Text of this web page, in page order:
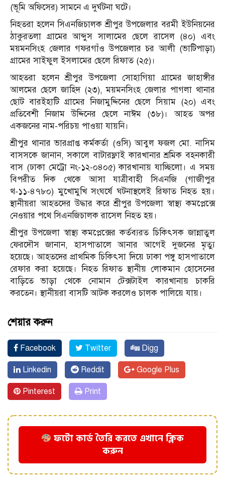
(ভূমি অফিসের) সামনে এ দুর্ঘটনা ঘটে।
নিহতরা হলেন সিএনজিচালক শ্রীপুর উপজেলার বরমী ইউনিয়নের
ঠাকুরতলা গ্রামের আব্দুস সালামের ছেলে রাসেল (৪০) এবং
ময়মনসিংহ জেলার গফরগাঁও উপজেলার চর আলী (ভাটিপাড়া)
গ্রামের সাইফুল ইসলামের ছেলে রিফাত (২৫)।
আহতরা হলেন শ্রীপুর উপজেলা সোহাগিয়া গ্রামের জাহাঙ্গীর
আলমের ছেলে জাহিদ (২৩), ময়মনসিংহ জেলার পাগলা থানার
ছোট বারইহাটি গ্রামের নিজামুদ্দিনের ছেলে সিয়াম (২০) এবং
প্রতিবেশী নিজাম উদ্দিনের ছেলে নাঈম (৩৮)। আহত অপর
একজনের নাম-পরিচয় পাওয়া যায়নি।
শ্রীপুর থানার ভারপ্রাপ্ত কর্মকর্তা (ওসি) আবুল ফজল মো. নাসিম
বাসসকে জানান, সকালে বাটারফ্লাই কারখানার শ্রমিক বহনকারী
বাস (ঢাকা মেট্রো নং-১২-০৪০৫) কারখানায় যাচ্ছিলো। এ সময়
বিপরীত দিক থেকে আসা যাত্রীবাহী সিএনজি (গাজীপুর
থ-১১-৪৭৮০) মুখোমুখি সংঘর্ষে ঘটনাস্থলেই রিফাত নিহত হয়।
স্থানীয়রা আহতদের উদ্ধার করে শ্রীপুর উপজেলা স্বাস্থ্য কমপ্লেক্সে
নেওয়ার পথে সিএনজিচালক রাসেল নিহত হয়।
শ্রীপুর উপজেলা স্বাস্থ্য কমপ্লেক্সের কর্তব্যরত চিকিৎসক জান্নাতুল
ফেরদৌস জানান, হাসপাতালে আনার আগেই দুজনের মৃত্যু
হয়েছে। আহতদের প্রাথমিক চিকিৎসা দিয়ে ঢাকা পঙ্গু হাসপাতালে
রেফার করা হয়েছে। নিহত রিফাত স্থানীয় লোকমান হোসেনের
বাড়িতে ভাড়া থেকে নোমান টেক্সটাইল কারখানায় চাকরি
করতেন। স্থানীয়রা বাসটি আটক করলেও চালক পালিয়ে যায়।
শেয়ার করুন
Facebook Twitter Digg
Linkedin Reddit Google Plus
Pinterest Print
ফটো কার্ড তৈরি করতে এখানে ক্লিক
করুন